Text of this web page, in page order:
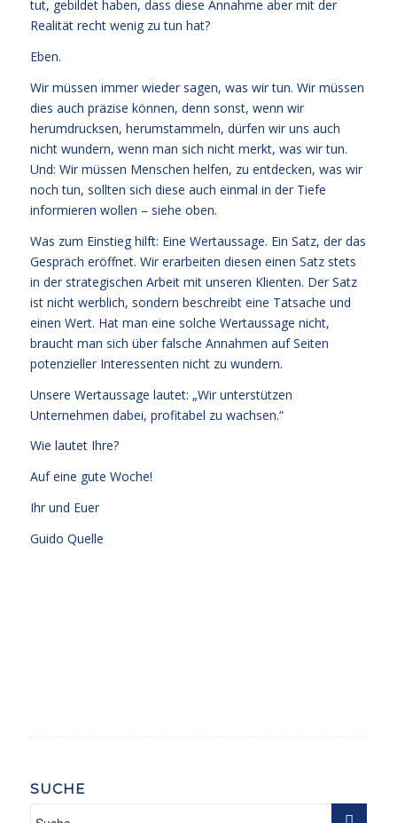
tut, gebildet haben, dass diese Annahme aber mit der
Realität recht wenig zu tun hat?
Eben.
Wir müssen immer wieder sagen, was wir tun. Wir müssen
dies auch präzise können, denn sonst, wenn wir
herumdrucksen, herumstammeln, dürfen wir uns auch
nicht wundern, wenn man sich nicht merkt, was wir tun.
Und: Wir müssen Menschen helfen, zu entdecken, was wir
noch tun, sollten sich diese auch einmal in der Tiefe
informieren wollen – siehe oben.
Was zum Einstieg hilft: Eine Wertaussage. Ein Satz, der das
Gespräch eröffnet. Wir erarbeiten diesen einen Satz stets
in der strategischen Arbeit mit unseren Klienten. Der Satz
ist nicht werblich, sondern beschreibt eine Tatsache und
einen Wert. Hat man eine solche Wertaussage nicht,
braucht man sich über falsche Annahmen auf Seiten
potenzieller Interessenten nicht zu wundern.
Unsere Wertaussage lautet: „Wir unterstützen
Unternehmen dabei, profitabel zu wachsen.“
Wie lautet Ihre?
Auf eine gute Woche!
Ihr und Euer
Guido Quelle
SUCHE